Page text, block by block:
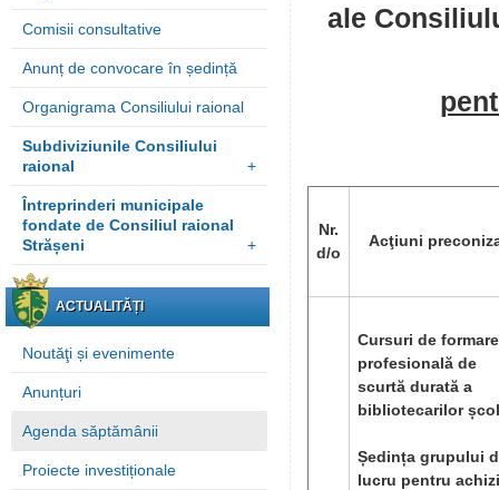
Comisii consultative
Anunț de convocare în ședință
Organigrama Consiliului raional
Subdiviziunile Consiliului
raional
+
Întreprinderi municipale
fondate de Consiliul raional
Strășeni
+
ACTUALITĂȚI
Noutăţi și evenimente
Anunțuri
Agenda săptămânii
Proiecte investiționale
ale
Nr.
d/o
Acţiuni
Cursuri de formare
profesională de
scurtă durată a
bibliotecarilor
Ședința grupului
lucru pentru